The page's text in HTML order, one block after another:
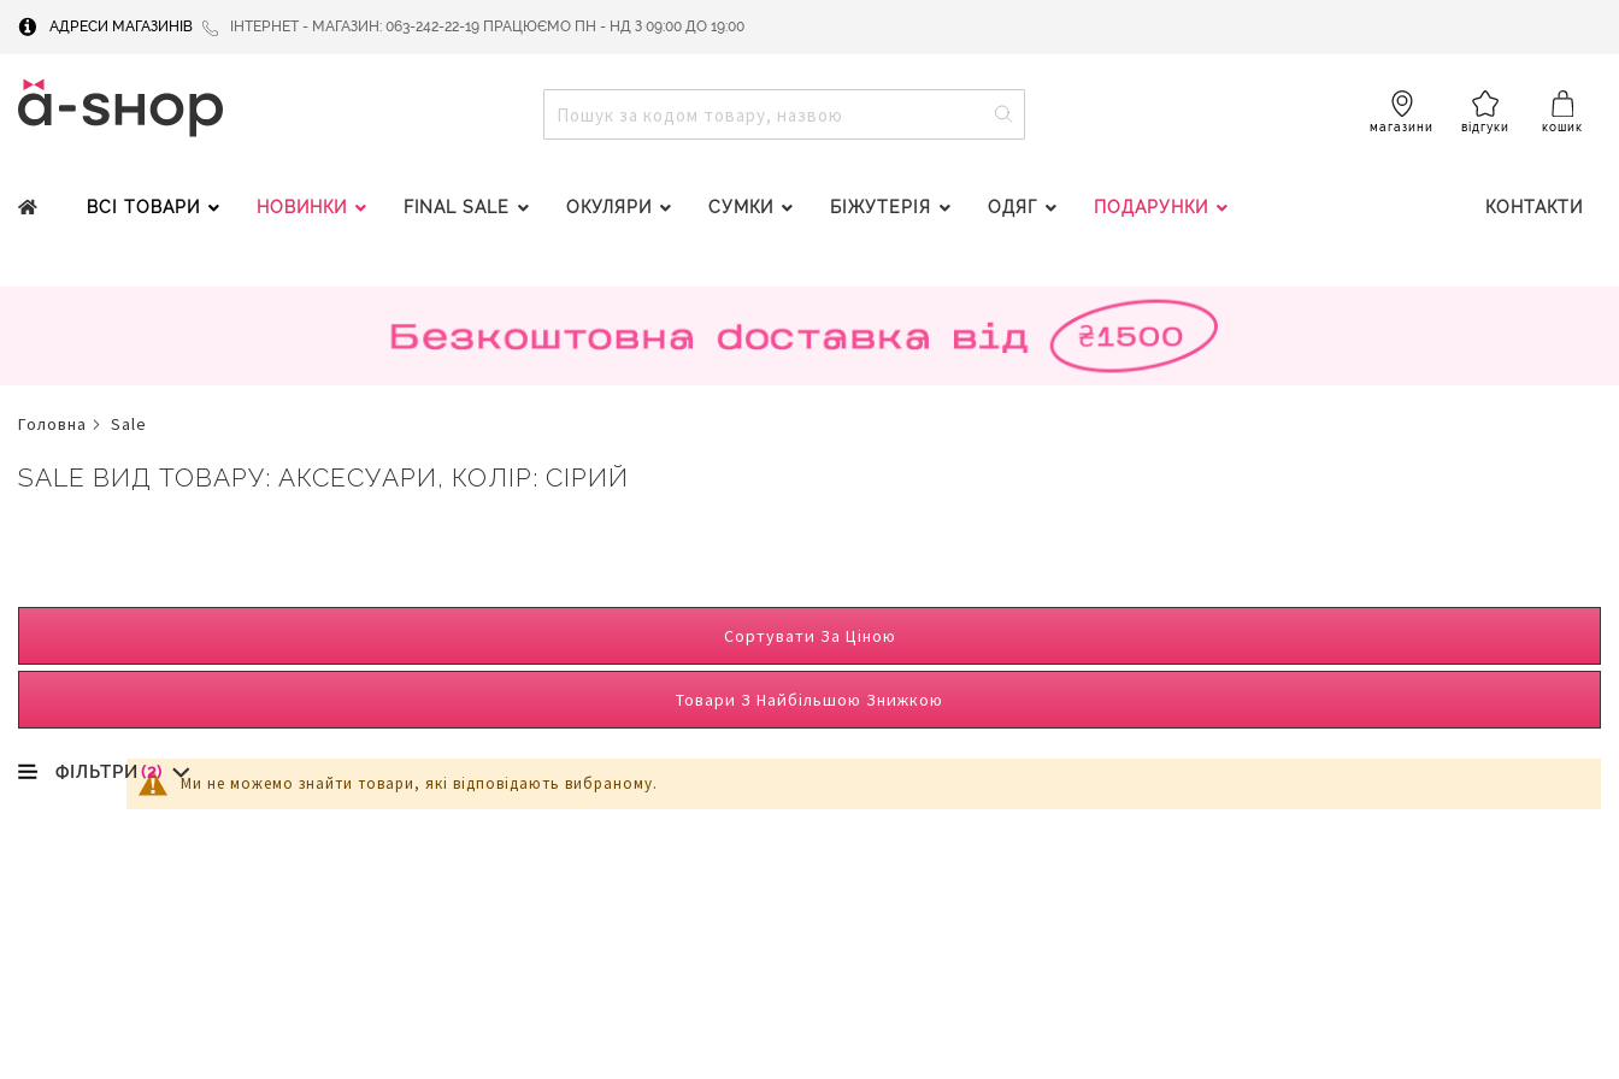
АДРЕСИ МАГАЗИНІВ ІНТЕРНЕТ - МАГАЗИН: 063-242-22-19 ПРАЦЮЄМО ПН - НД З 09:00 ДО 19:00
ПОШУК
магазини відгуки кошик
ВСІ ТОВАРИ НОВИНКИ FINAL SALE ОКУЛЯРИ СУМКИ БІЖУТЕРІЯ ОДЯГ ПОДАРУНКИ КОНТАКТИ
головна sale
SALE ВИД ТОВАРУ: АКСЕСУАРИ, КОЛІР: СІРИЙ
Сортувати За Ціною
Товари З Найбільшою Знижкою
Ми не можемо знайти товари, які відповідають вибраному.
ФІЛЬТРИ (2)